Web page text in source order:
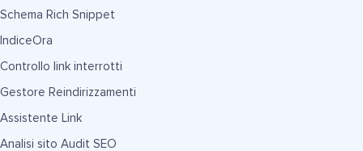
Schema Rich Snippet
IndiceOra
Controllo link interrotti
Gestore Reindirizzamenti
Assistente Link
Analisi sito Audit SEO